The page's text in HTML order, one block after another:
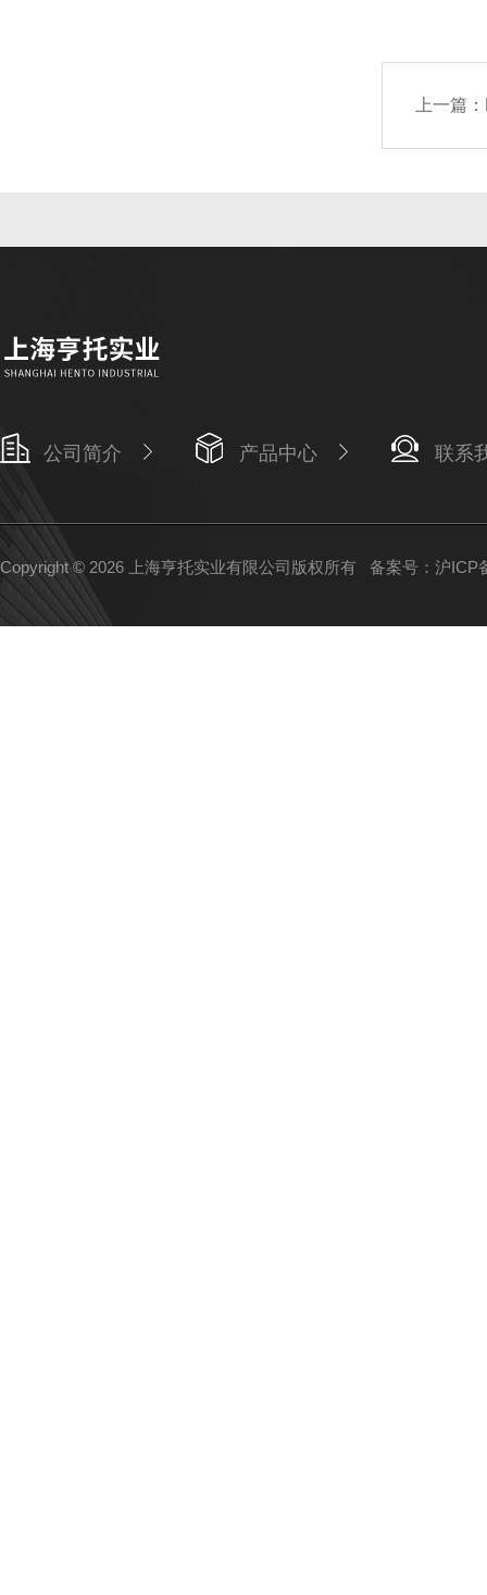
上一篇：
公司简介 产品中心 联系
Copyright © 2026 上海亨托实业有限公司版权所有 备案号：沪ICP